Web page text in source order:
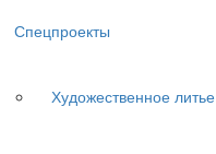
Спецпроекты
Художественное литье